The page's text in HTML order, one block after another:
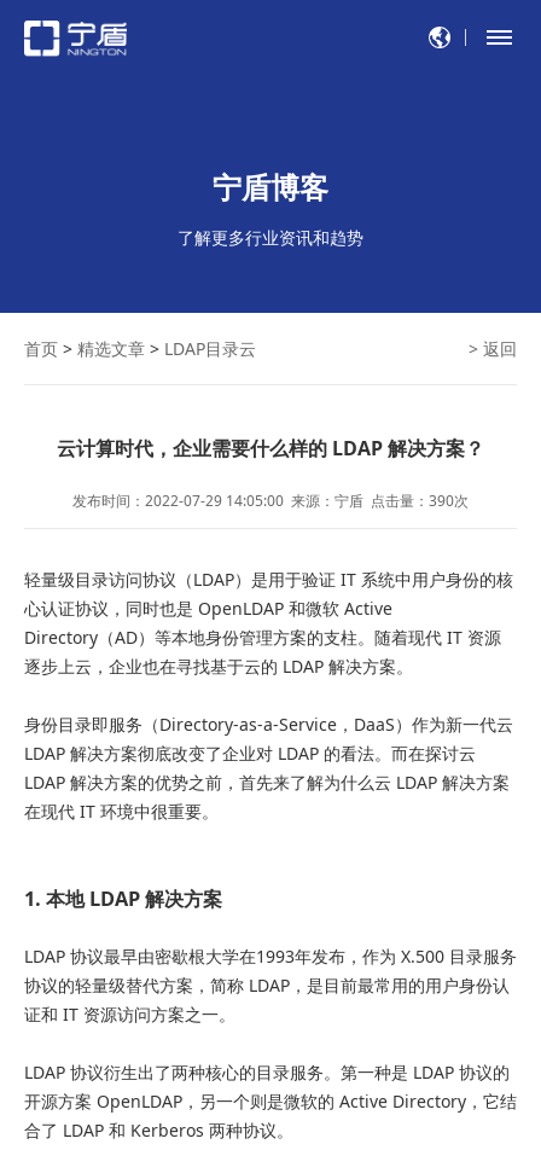
宁盾博客
了解更多行业资讯和趋势
> 返回
首页 > 精选文章 > LDAP目录云
云计算时代，企业需要什么样的 LDAP 解决方案？
发布时间：2022-07-29 14:05:00 来源：宁盾 点击量： 390次
轻量级目录访问协议（LDAP）是用于验证 IT 系统中用户身份的核
心认证协议，同时也是 OpenLDAP 和微软 Active
Directory（AD）等本地身份管理方案的支柱。随着现代 IT 资源
逐步上云，企业也在寻找基于云的 LDAP 解决方案。
身份目录即服务（Directory-as-a-Service，DaaS）作为新一代云
LDAP 解决方案彻底改变了企业对 LDAP 的看法。而在探讨云
LDAP 解决方案的优势之前，首先来了解为什么云 LDAP 解决方案
在现代 IT 环境中很重要。
1. 本地 LDAP 解决方案
LDAP 协议最早由密歇根大学在1993年发布，作为 X.500 目录服务
协议的轻量级替代方案，简称 LDAP，是目前最常用的用户身份认
证和 IT 资源访问方案之一。
LDAP 协议衍生出了两种核心的目录服务。第一种是 LDAP 协议的
开源方案 OpenLDAP，另一个则是微软的 Active Directory，它结
合了 LDAP 和 Kerberos 两种协议。